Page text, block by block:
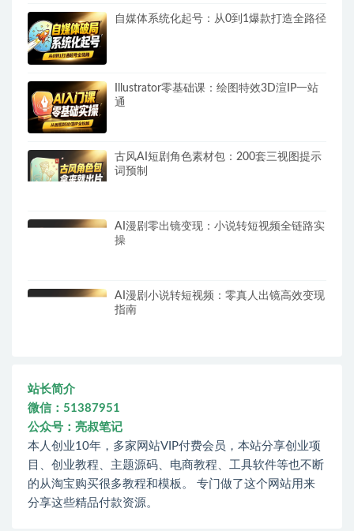
自媒体系统化起号：从0到1爆款打造全路径
Illustrator零基础课：绘图特效3D渲IP一站
通
古风AI短剧角色素材包：200套三视图提示
词预制
AI漫剧零出镜变现：小说转短视频全链路实
操
AI漫剧小说转短视频：零真人出镜高效变现
指南
站长简介
微信：51387951
公众号：亮叔笔记
本人创业10年，多家网站VIP付费会员，本站分享创业项
目、创业教程、主题源码、电商教程、工具软件等也不断
的从淘宝购买很多教程和模板。 专门做了这个网站用来
分享这些精品付款资源。